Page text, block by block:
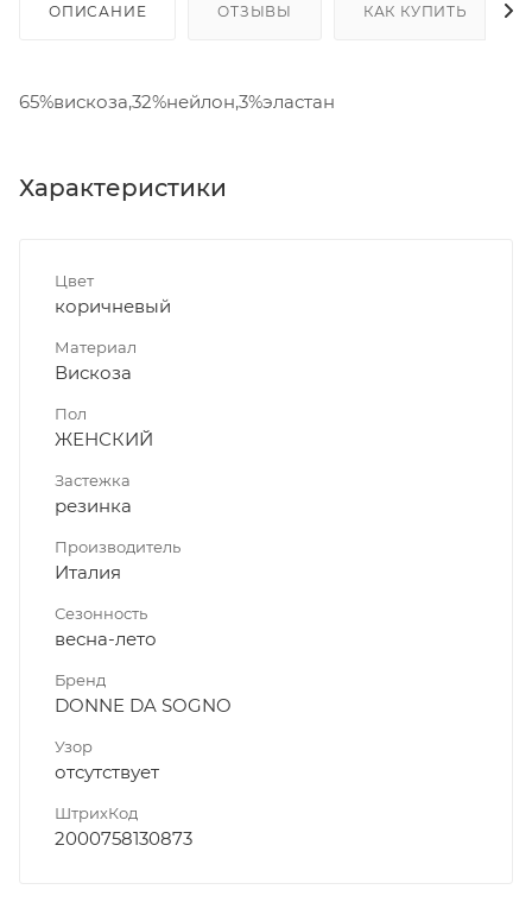
ОПИСАНИЕ ОТЗЫВЫ КАК КУПИТЬ
65%вискоза,32%нейлон,3%эластан
Характеристики
Цвет
коричневый
Материал
Вискоза
Пол
ЖЕНСКИЙ
Застежка
резинка
Производитель
Италия
Сезонность
весна-лето
Бренд
DONNE DA SOGNO
Узор
отсутствует
ШтрихКод
2000758130873